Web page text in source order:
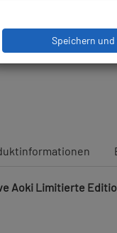
Aoki Limitierte
Speichern